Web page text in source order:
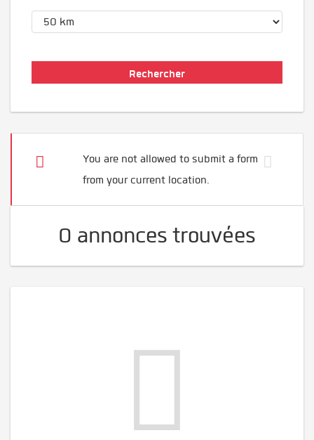
You are not allowed to submit a form
from your current location.
0 annonces trouvées